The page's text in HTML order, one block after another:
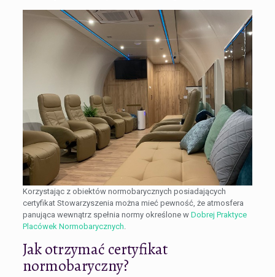
Korzystając z obiektów normobarycznych posiadających
certyfikat Stowarzyszenia można mieć pewność, że atmosfera
panująca wewnątrz spełnia normy określone w Dobrej Praktyce
Placówek Normobarycznych
Jak otrzymać certyfikat
normobaryczny?